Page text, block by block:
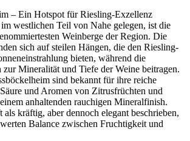
– Ein Hotspot für Riesling-Exzellenz
westlichen Teil von Nahe gelegen, ist die
Weinberge der Region. Die
sich auf steilen Hängen, die den Riesling-
bieten, während die
Mineralität und Tiefe der Weine beitragen.
sind bekannt für ihre reiche
und Aromen von Zitrusfrüchten und
anhaltenden rauchigen Mineralfinish.
als kräftig, aber dennoch elegant beschrieben,
Balance zwischen Fruchtigkeit und